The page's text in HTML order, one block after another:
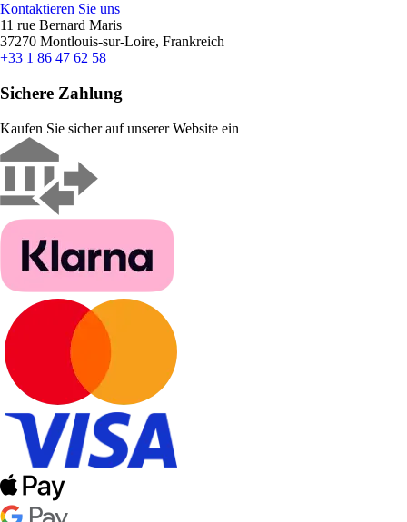
Kontaktieren Sie uns
11 rue Bernard Maris
37270 Montlouis-sur-Loire, Frankreich
+33 1 86 47 62 58
Sichere Zahlung
Kaufen Sie sicher auf unserer Website ein